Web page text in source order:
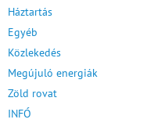
Háztartás
Egyéb
Közlekedés
Megújuló energiák
Zöld rovat
INFÓ